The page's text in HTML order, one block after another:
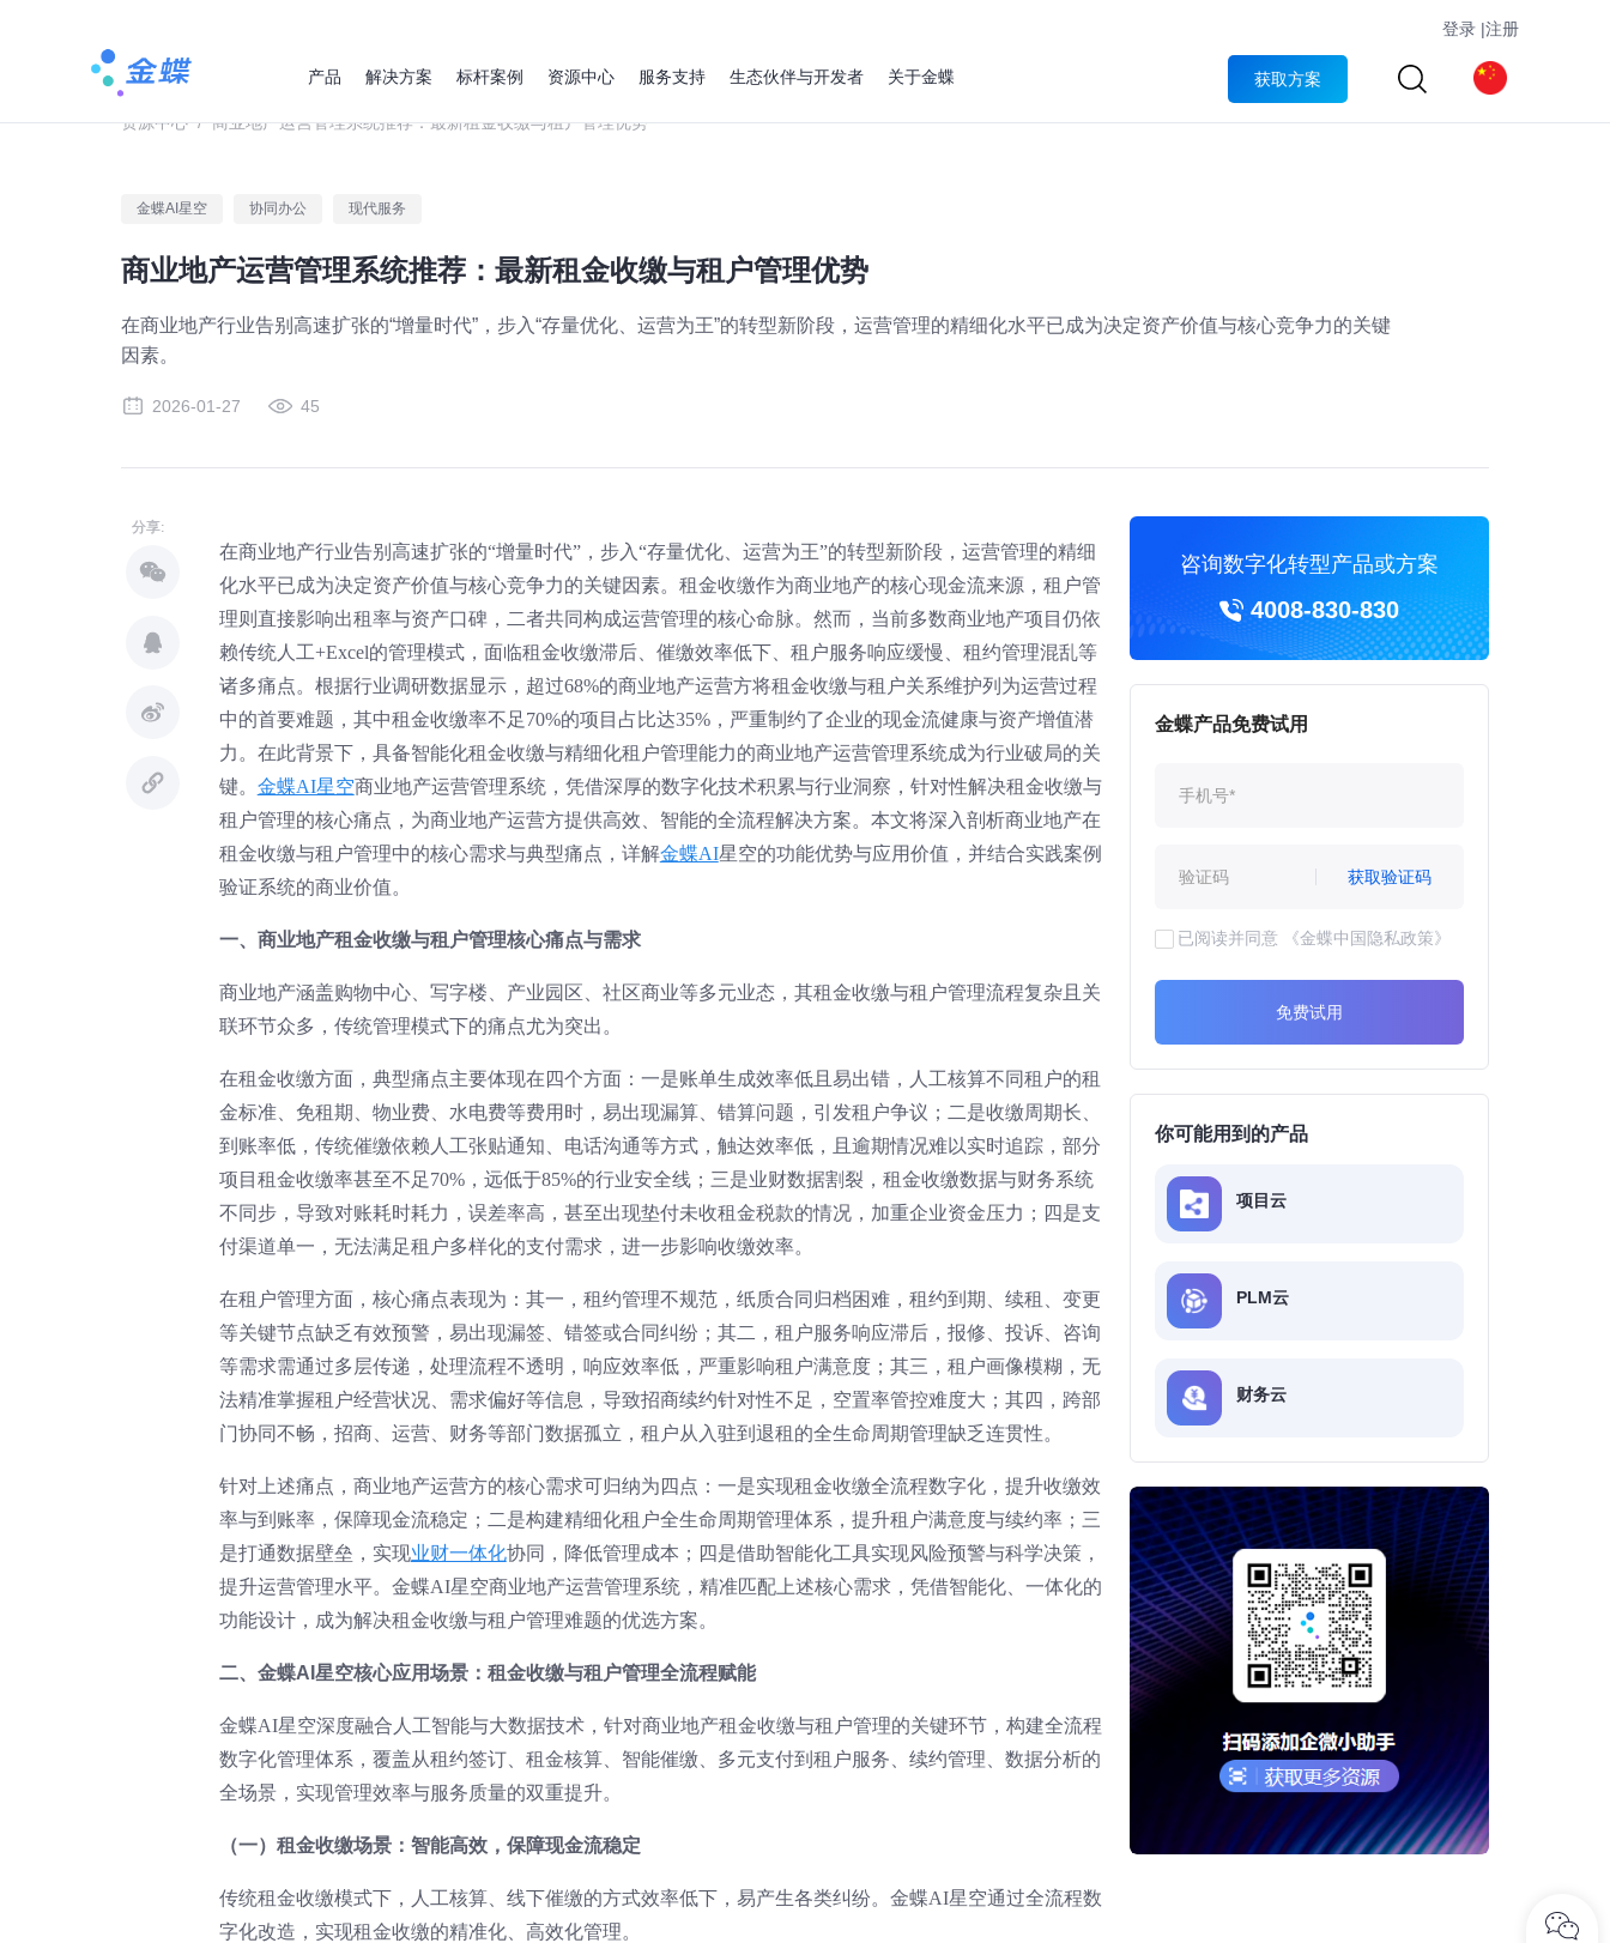
登录 |注册
产品 解决方案 标杆案例 资源中心 服务支持 生态伙伴与开发者 关于金蝶 获取方案
资源中心 / 商业地产运营管理系统推荐：最新租金收缴与租户管理优势
金蝶AI星空 协同办公 现代服务
商业地产运营管理系统推荐：最新租金收缴与租户管理优势
在商业地产行业告别高速扩张的“增量时代”，步入“存量优化、运营为王”的转型新阶段，运营管理的精细化水平已成为决定资产价值与核心竞争力的关键
因素。
2026-01-27 45
分享:
在商业地产行业告别高速扩张的“增量时代”，步入“存量优化、运营为王”的转型新阶段，运营管理的精细
化水平已成为决定资产价值与核心竞争力的关键因素。租金收缴作为商业地产的核心现金流来源，租户管
理则直接影响出租率与资产口碑，二者共同构成运营管理的核心命脉。然而，当前多数商业地产项目仍依
赖传统人工+Excel的管理模式，面临租金收缴滞后、催缴效率低下、租户服务响应缓慢、租约管理混乱等
诸多痛点。根据行业调研数据显示，超过68%的商业地产运营方将租金收缴与租户关系维护列为运营过程
中的首要难题，其中租金收缴率不足70%的项目占比达35%，严重制约了企业的现金流健康与资产增值潜
力。在此背景下，具备智能化租金收缴与精细化租户管理能力的商业地产运营管理系统成为行业破局的关
键。 金蝶AI星空商业地产运营管理系统，凭借深厚的数字化技术积累与行业洞察，针对性解决租金收缴与
租户管理的核心痛点，为商业地产运营方提供高效、智能的全流程解决方案。本文将深入剖析商业地产在
租金收缴与租户管理中的核心需求与典型痛点，详解金蝶AI星空的功能优势与应用价值，并结合实践案例
验证系统的商业价值。
一、商业地产租金收缴与租户管理核心痛点与需求
商业地产涵盖购物中心、写字楼、产业园区、社区商业等多元业态，其租金收缴与租户管理流程复杂且关
联环节众多，传统管理模式下的痛点尤为突出。
在租金收缴方面，典型痛点主要体现在四个方面：一是账单生成效率低且易出错，人工核算不同租户的租
金标准、免租期、物业费、水电费等费用时，易出现漏算、错算问题，引发租户争议；二是收缴周期长、
到账率低，传统催缴依赖人工张贴通知、电话沟通等方式，触达效率低，且逾期情况难以实时追踪，部分
项目租金收缴率甚至不足70%，远低于85%的行业安全线；三是业财数据割裂，租金收缴数据与财务系统
不同步，导致对账耗时耗力，误差率高，甚至出现垫付未收租金税款的情况，加重企业资金压力；四是支
付渠道单一，无法满足租户多样化的支付需求，进一步影响收缴效率。
在租户管理方面，核心痛点表现为：其一，租约管理不规范，纸质合同归档困难，租约到期、续租、变更
等关键节点缺乏有效预警，易出现漏签、错签或合同纠纷；其二，租户服务响应滞后，报修、投诉、咨询
等需求需通过多层传递，处理流程不透明，响应效率低，严重影响租户满意度；其三，租户画像模糊，无
法精准掌握租户经营状况、需求偏好等信息，导致招商续约针对性不足，空置率管控难度大；其四，跨部
门协同不畅，招商、运营、财务等部门数据孤立，租户从入驻到退租的全生命周期管理缺乏连贯性。
针对上述痛点，商业地产运营方的核心需求可归纳为四点：一是实现租金收缴全流程数字化，提升收缴效
率与到账率，保障现金流稳定；二是构建精细化租户全生命周期管理体系，提升租户满意度与续约率；三
是打通数据壁垒，实现业财一体化协同，降低管理成本；四是借助智能化工具实现风险预警与科学决策，
提升运营管理水平。金蝶AI星空商业地产运营管理系统，精准匹配上述核心需求，凭借智能化、一体化的
功能设计，成为解决租金收缴与租户管理难题的优选方案。
二、金蝶AI星空核心应用场景：租金收缴与租户管理全流程赋能
金蝶AI星空深度融合人工智能与大数据技术，针对商业地产租金收缴与租户管理的关键环节，构建全流程
数字化管理体系，覆盖从租约签订、租金核算、智能催缴、多元支付到租户服务、续约管理、数据分析的
全场景，实现管理效率与服务质量的双重提升。
（一）租金收缴场景：智能高效，保障现金流稳定
传统租金收缴模式下，人工核算、线下催缴的方式效率低下，易产生各类纠纷。金蝶AI星空通过全流程数
字化改造，实现租金收缴的精准化、高效化管理。
咨询数字化转型产品或方案
4008-830-830
金蝶产品免费试用
获取验证码
已阅读并同意 《金蝶中国隐私政策》
免费试用
你可能用到的产品
项目云
PLM云
财务云